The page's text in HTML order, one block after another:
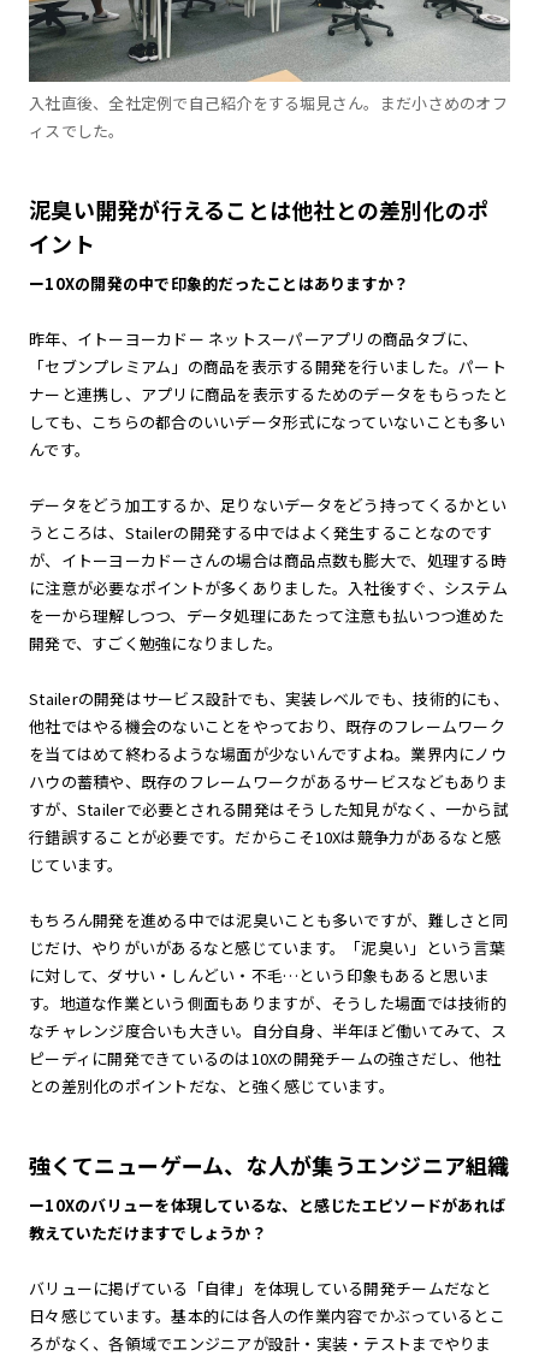
入社直後、全社定例で自己紹介をする堀見さん。まだ小さめのオフ
ィスでした。
泥臭い開発が行えることは他社との差別化のポ
イント
ー10Xの開発の中で印象的だったことはありますか？
昨年、イトーヨーカドー ネットスーパーアプリの商品タブに、
「セブンプレミアム」の商品を表示する開発を行いました。パート
ナーと連携し、アプリに商品を表示するためのデータをもらったと
しても、こちらの都合のいいデータ形式になっていないことも多い
んです。
データをどう加工するか、足りないデータをどう持ってくるかとい
うところは、Stailerの開発する中ではよく発生することなのです
が、イトーヨーカドーさんの場合は商品点数も膨大で、処理する時
に注意が必要なポイントが多くありました。入社後すぐ、システム
を一から理解しつつ、データ処理にあたって注意も払いつつ進めた
開発で、すごく勉強になりました。
Stailerの開発はサービス設計でも、実装レベルでも、技術的にも、
他社ではやる機会のないことをやっており、既存のフレームワーク
を当てはめて終わるような場面が少ないんですよね。業界内にノウ
ハウの蓄積や、既存のフレームワークがあるサービスなどもありま
すが、Stailerで必要とされる開発はそうした知見がなく、一から試
行錯誤することが必要です。だからこそ10Xは競争力があるなと感
じています。
もちろん開発を進める中では泥臭いことも多いですが、難しさと同
じだけ、やりがいがあるなと感じています。「泥臭い」という言葉
に対して、ダサい・しんどい・不毛…という印象もあると思いま
す。地道な作業という側面もありますが、そうした場面では技術的
なチャレンジ度合いも大きい。自分自身、半年ほど働いてみて、ス
ピーディに開発できているのは10Xの開発チームの強さだし、他社
との差別化のポイントだな、と強く感じています。
強くてニューゲーム、な人が集うエンジニア組織
ー10Xのバリューを体現しているな、と感じたエピソードがあれば
教えていただけますでしょうか？
バリューに掲げている「自律」を体現している開発チームだなと
日々感じています。基本的には各人の作業内容でかぶっているとこ
ろがなく、各領域でエンジニアが設計・実装・テストまでやりま